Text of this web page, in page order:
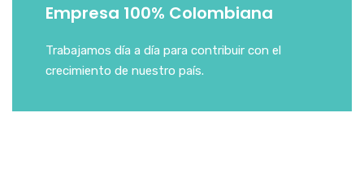
Empresa 100% Colombiana
Trabajamos día a día para contribuir con el
crecimiento de nuestro país.